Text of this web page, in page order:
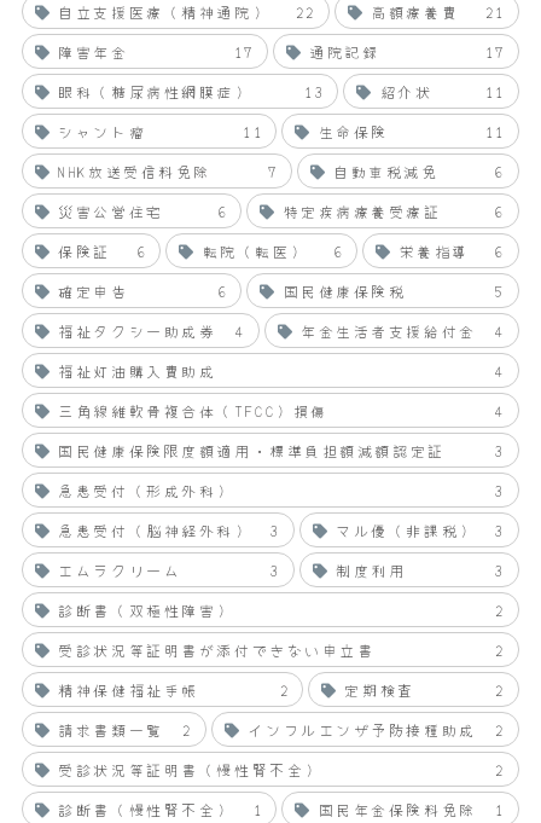
自立支援医療（精神通院） 22 高額療養費
21
障害年金
17 通院記録
17
眼科（糖尿病性網膜症）
13 紹介状
11
シャント瘤
11 生命保険
11
NHK放送受信料免除
7 自動車税減免
6
災害公営住宅
6 特定疾病療養受療証
6
保険証
6 転院（転医） 6 栄養指導
6
確定申告
6 国民健康保険税
5
福祉タクシー助成券
4 年金生活者支援給付金
4
福祉灯油購入費助成
4
三角線維軟骨複合体（TFCC）損傷
4
国民健康保険限度額適用・標準負担額減額認定証
3
急患受付（形成外科）
3
急患受付（脳神経外科）
3 マル優（非課税）
3
エムラクリーム
3 制度利用
3
診断書（双極性障害）
2
受診状況等証明書が添付できない申立書
2
精神保健福祉手帳
2 定期検査
2
請求書類一覧
2 インフルエンザ予防接種助成
2
受診状況等証明書（慢性腎不全）
2
診断書（慢性腎不全）
1 国民年金保険料免除
1